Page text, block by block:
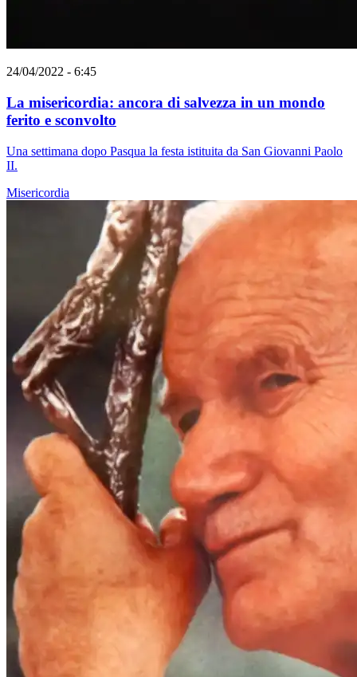
24/04/2022 - 6:45
La misericordia: ancora di salvezza in un mondo
ferito e sconvolto
Una settimana dopo Pasqua la festa istituita da San Giovanni Paolo
II.
Misericordia